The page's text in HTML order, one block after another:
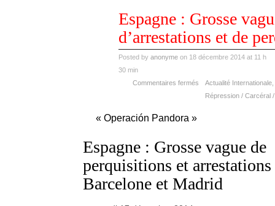
Espagne : Grosse
d’arrestations et de
Posted by anonymeon 18 décembre 2014 at 11 h
30 min
Actualité Internationale,
Répression / Carcéral
Commentaires fermés
« Operación Pandora »
Espagne : Grosse vague de
perquisitions et arrestations
Barcelone et Madrid